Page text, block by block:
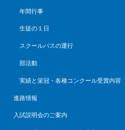
年間行事
生徒の１日
スクールバスの運行
部活動
実績と栄冠・各種コンクール受賞内容
進路情報
入試説明会のご案内